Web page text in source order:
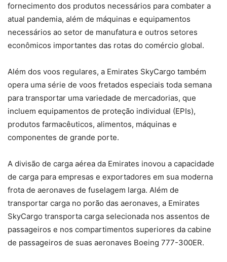
fornecimento dos produtos necessários para combater a
atual pandemia, além de máquinas e equipamentos
necessários ao setor de manufatura e outros setores
econômicos importantes das rotas do comércio global.
Além dos voos regulares, a Emirates SkyCargo também
opera uma série de voos fretados especiais toda semana
para transportar uma variedade de mercadorias, que
incluem equipamentos de proteção individual (EPIs),
produtos farmacêuticos, alimentos, máquinas e
componentes de grande porte.
A divisão de carga aérea da Emirates inovou a capacidade
de carga para empresas e exportadores em sua moderna
frota de aeronaves de fuselagem larga. Além de
transportar carga no porão das aeronaves, a Emirates
SkyCargo transporta carga selecionada nos assentos de
passageiros e nos compartimentos superiores da cabine
de passageiros de suas aeronaves Boeing 777-300ER.